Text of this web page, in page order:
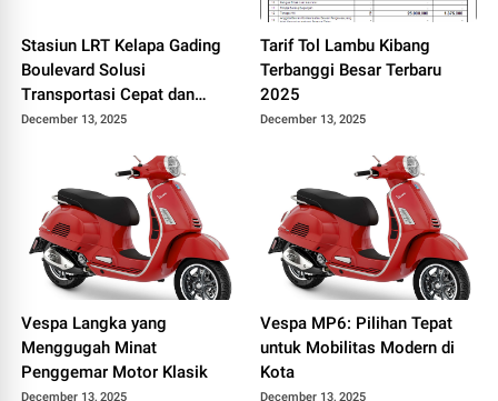
Stasiun LRT Kelapa Gading
Boulevard Solusi
Transportasi Cepat dan
Nyaman di Jakarta
December 13, 2025
Tarif Tol Lambu Kibang
Terbanggi Besar Terbaru
2025
December 13, 2025
Vespa Langka yang
Menggugah Minat
Penggemar Motor Klasik
December 13, 2025
Vespa MP6: Pilihan Tepat
untuk Mobilitas Modern di
Kota
December 13, 2025